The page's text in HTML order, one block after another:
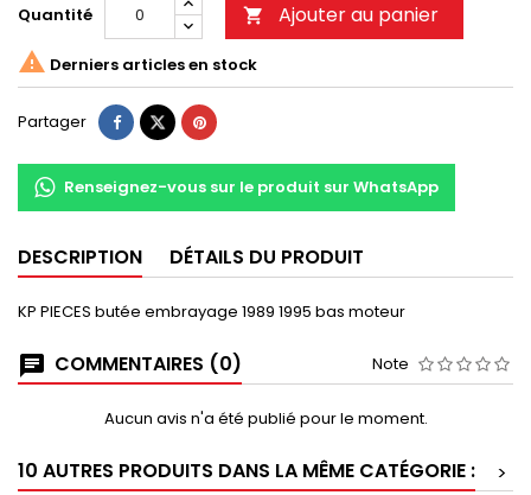
Quantité  Ajouter au panier
 Derniers articles en stock
Partager
Renseignez-vous sur le produit sur WhatsApp
DESCRIPTION DÉTAILS DU PRODUIT
KP PIECES butée embrayage 1989 1995 bas moteur
COMMENTAIRES (0) Note
Aucun avis n'a été publié pour le moment.
10 AUTRES PRODUITS DANS LA MÊME CATÉGORIE :
>